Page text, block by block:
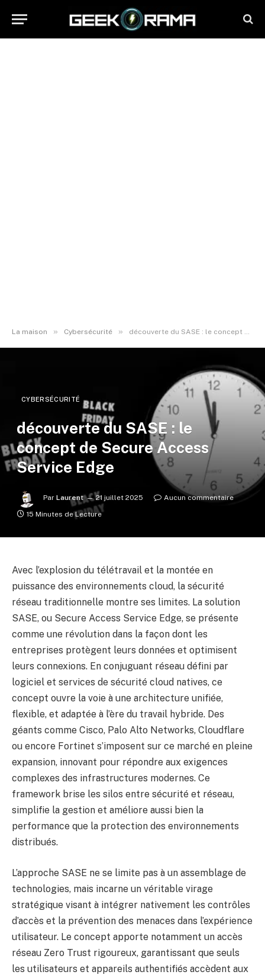
La maison » Cybersécurité » découverte du SASE : le concept de Secure Access Service Edge
CYBERSÉCURITÉ
découverte du SASE : le
concept de Secure Access
Service Edge
Par Laurent 21 juillet 2025
Aucun commentaire
15 Minutes de Lecture
Avec l’explosion du télétravail et la montée en
puissance des environnements cloud, la sécurité
réseau traditionnelle montre ses limites. La solution
SASE, ou Secure Access Service Edge, se présente
comme une révolution dans la façon dont les
entreprises protègent leurs données et optimisent
leurs connexions. En conjuguant réseau défini par
logiciel et services de sécurité cloud natives, ce
concept ouvre la voie à une architecture unifiée,
flexible, et adaptée à l’ère du travail hybride. Des
géants comme Cisco, Palo Alto Networks, Cloudflare
ou encore Fortinet s’imposent sur ce marché en pleine
expansion, innovant pour répondre aux exigences
complexes des infrastructures modernes. Ce
framework brise les silos entre sécurité et réseau,
simplifie la gestion et améliore aussi bien la
performance que la protection des environnements
distribués.
L’approche SASE ne se limite pas à un assemblage de
technologies, mais incarne un véritable virage
stratégique visant à intégrer nativement les contrôles
d’accès et la prévention des menaces dans l’expérience
utilisateur. Le concept apporte notamment un accès
réseau Zero Trust rigoureux, garantissant que seuls
les utilisateurs et appareils authentifiés accèdent aux